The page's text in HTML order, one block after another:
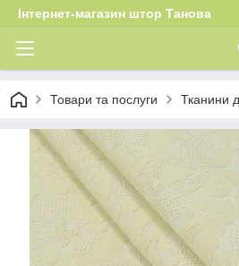
Інтернет-магазин штор Танова
Товари та послуги Тканини